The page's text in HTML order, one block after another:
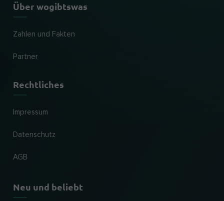
Über wogibtswas
Zahlen und Fakten
Partner
Rechtliches
Impressum
Datenschutz
AGB
Neu und beliebt